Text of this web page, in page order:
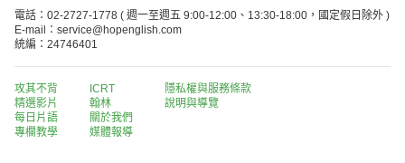
電話：02-2727-1778 ( 週一至週五 9:00-12:00、13:30-18:00，國定假日除外 )
E-mail：service@hopenglish.com
統編：24746401
攻其不背
精選影片
每日片語
專欄教學
ICRT
翰林
關於我們
媒體報導
隱私權與服務條款
說明與導覽